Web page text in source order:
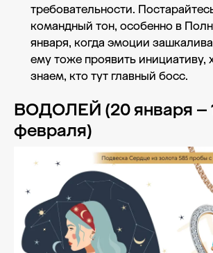
требовательности.
командный тон, особенно в
января, когда эмоции
ему тоже проявить инициативу,
знаем, кто тут главный босс.
ВОДОЛЕЙ (20 января –
февраля)